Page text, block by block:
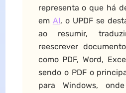
representa o que há
em AI, o UPDF se
ao resumir,
reescrever
como PDF, Word,
sendo o PDF o
para Windows,